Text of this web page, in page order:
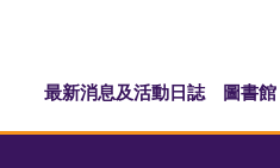
最新消息及活動日誌 圖書館